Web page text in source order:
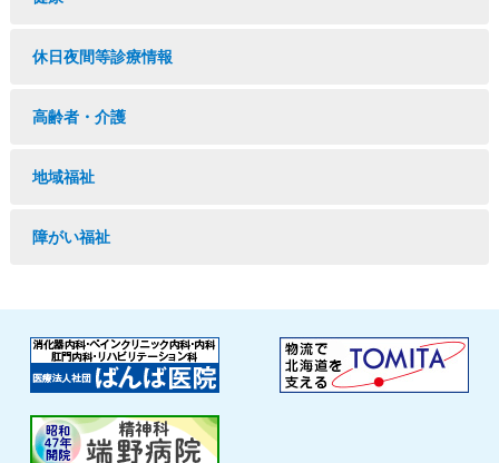
休日夜間等診療情報
高齢者・介護
地域福祉
障がい福祉